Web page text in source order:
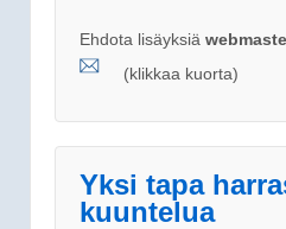
Ehdota lisäyksiä
(klikkaa kuorta)
Yksi tapa
kuuntelua